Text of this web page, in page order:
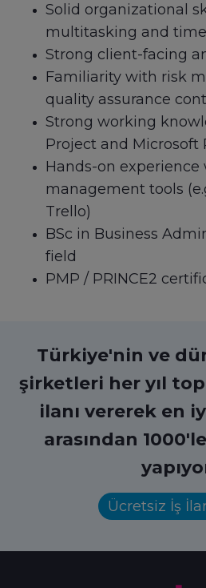
Solid organizational
multitasking and
Strong client-facing
Familiarity with risk
quality assurance
Strong working
Project and Microsoft
Hands-on
management tools
Trello)
BSc in Business
field
PMP / PRINCE2
Türkiye'nin ve
şirketleri her yıl
ilanı vererek en
arasından
Ücretsiz İş